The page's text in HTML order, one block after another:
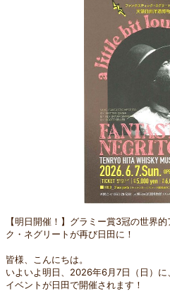
【明日開催！】グラミー賞3冠の世界
ク・ネグリートが再び日田に！
皆様、こんにちは。
いよいよ明日、2026年6月7日（日）
イベントが日田で開催されます！